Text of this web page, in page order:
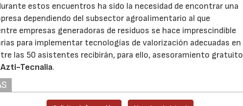
estos encuentros ha sido la necesidad de encontrar una
dependiendo del subsector agroalimentario al que
empresas generadoras de residuos se hace imprescindible
para implementar tecnologías de valorización adecuadas en
las 50 asistentes recibirán, para ello, asesoramiento gratuito
Azti-Tecnalia.